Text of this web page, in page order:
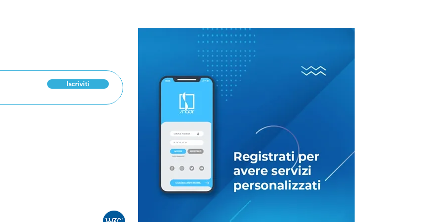
incontra gli insegnanti
di religione
Manzoni fuori dalle
scuole? Il ‘processo’ ai
Promessi Sposi tra
provocazione e realtà
Iscriviti